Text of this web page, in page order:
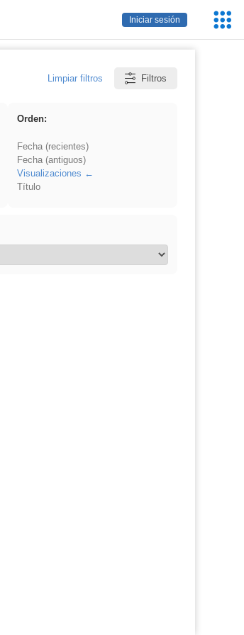
Iniciar sesión
Limpiar filtros Filtros
Orden:
Fecha (recientes)
Fecha (antiguos)
Visualizaciones
Título